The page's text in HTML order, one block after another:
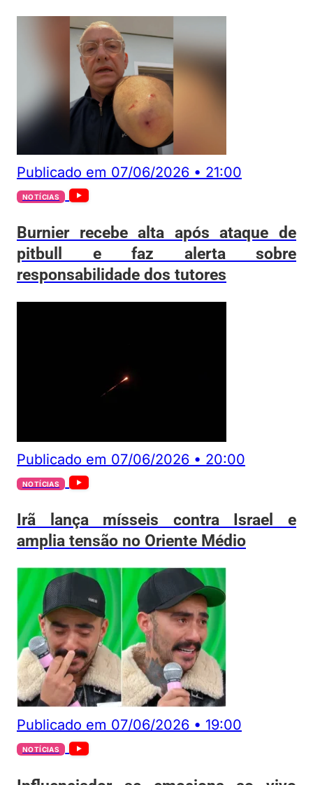
Publicado em 07/06/2026 • 21:00
NOTÍCIAS
Burnier recebe alta após ataque de
pitbull e faz alerta sobre
responsabilidade dos tutores
Publicado em 07/06/2026 • 20:00
NOTÍCIAS
Irã lança mísseis contra Israel e
amplia tensão no Oriente Médio
Publicado em 07/06/2026 • 19:00
NOTÍCIAS